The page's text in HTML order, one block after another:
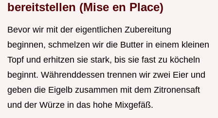
bereitstellen (Mise en Place)
Bevor wir mit der eigentlichen Zubereitung
beginnen, schmelzen wir die Butter in einem kleinen
Topf und erhitzen sie stark, bis sie fast zu köcheln
beginnt. Währenddessen trennen wir zwei Eier und
geben die Eigelb zusammen mit dem Zitronensaft
und der Würze in das hohe Mixgefäß.